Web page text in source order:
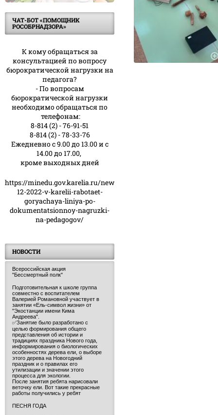
ЧАТ-БОТ «ПОМОЩНИК
РОСОБРНАДЗОРА»
К кому обращаться за
консультацией по вопросу
бюрократической нагрузки на
педагога?
- По вопросам
бюрократической нагрузки
необходимо обращаться по
телефонам:
8-814 (2) - 76-91-51
8-814 (2) - 78-33-76
Ежедневно с 9.00 до 13.00 и с
14.00 до 17.00,
кроме выходных дней
https://minedu.gov.karelia.ru/news/23-
12-2022-v-karelii-rabotaet-
goryachaya-liniya-po-
dokumentatsionnoy-nagruzki-
na-pedagogov/
НОВОСТИ
Всероссийская акция
"Бессмертный полк"
Подготовительная к школе группа
совместно с воспитателем
Валерией Романовной участвует в
занятии «Ель-символ жизни» от
"Экостанции имени Кима
Андреева".
✅Занятие было разработано с
целью формирования общего
представления об истории и
традициях праздника Нового года,
информирования о биологических
особенностях дерева ели, о выборе
этого дерева на Новогодний
праздник и о правилах его
утилизации и значении этого
процесса для экологии.
После занятия ребята нарисовали
веточку ели. Вот такие прекрасные
работы получились у ребят
ПЕСНЯ ГОДА